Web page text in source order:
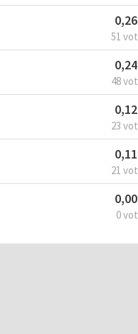
51
48
23
21
0